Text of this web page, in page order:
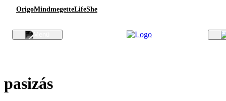
OrigoMindmegetteLifeShe
pasizás